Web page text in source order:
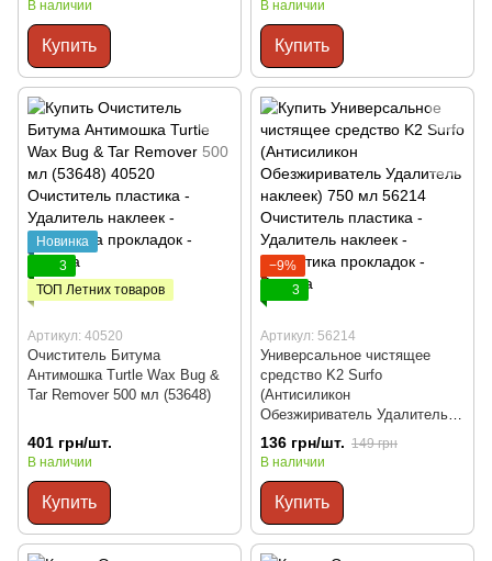
В наличии
Купить
В наличии
Купить
Новинка
3
ТОП Летних товаров
Артикул: 40520
Очиститель Битума
Антимошка Turtle Wax Bug &
Tar Remover 500 мл (53648)
401 грн/шт.
В наличии
Купить
−9%
3
Артикул: 56214
Универсальное чистящее
средство K2 Surfo
(Антисиликон
Обезжириватель Удалитель
наклеек) 750 мл
136 грн/шт. 149 грн
В наличии
Купить